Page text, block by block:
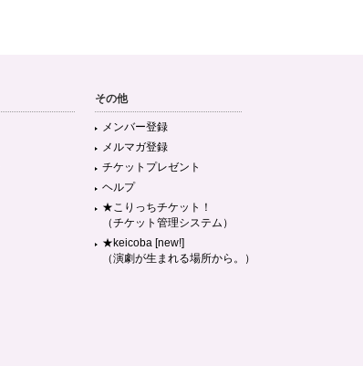
その他
メンバー登録
メルマガ登録
チケットプレゼント
ヘルプ
★こりっちチケット！
（チケット管理システム）
★keicoba [new!]
（演劇が生まれる場所から。）